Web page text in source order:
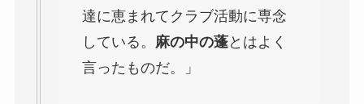
達に恵まれてクラブ活動に専念
している。 麻の中の蓬とはよく
言ったものだ。」